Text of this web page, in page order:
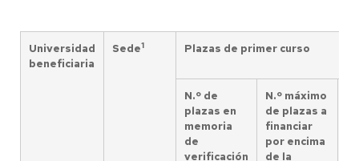
Universidad
beneficiaria
Sede1 Plazas de primer curso
N.º de
plazas en
memoria
de
verificación
N.º máximo
de plazas a
financiar
por encima
de la